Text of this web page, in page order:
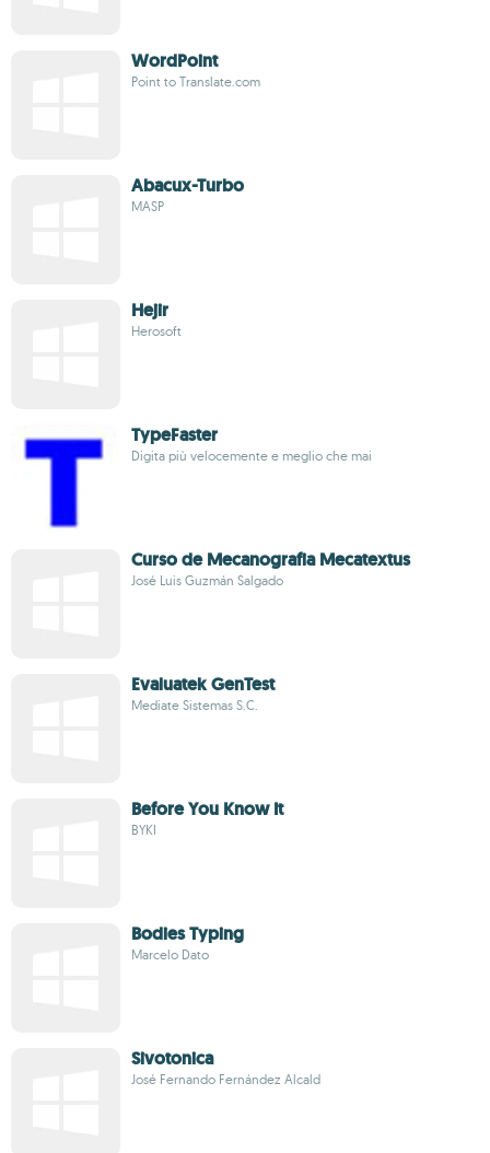
WordPoint
Point to Translate.com
Abacux-Turbo
MASP
Hejir
Herosoft
TypeFaster
Digita più velocemente e meglio che mai
Curso de Mecanografia Mecatextus
José Luis Guzmán Salgado
Evaluatek GenTest
Mediate Sistemas S.C.
Before You Know It
BYKI
Bodies Typing
Marcelo Dato
Sivotonica
José Fernando Fernández Alcald